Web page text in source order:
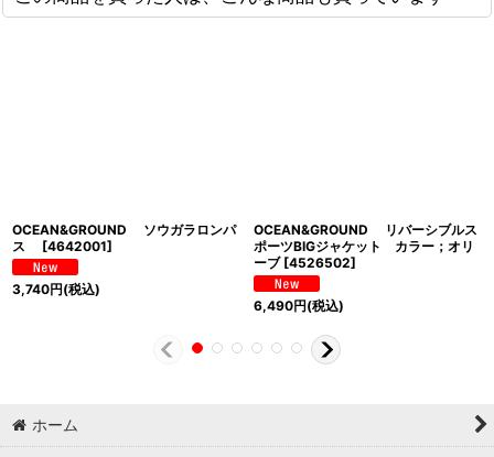
OCEAN&GROUND ソウガラロンパ
ス
[4642001]
3,740円(税込)
OCEAN&GROUND リバーシブルス
ポーツBIGジャケット カラー；オリ
ーブ [4526502]
6,490円(税込)
ホーム